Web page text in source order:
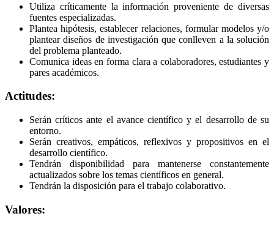
Utiliza críticamente la información proveniente de diversas
fuentes especializadas.
Plantea hipótesis, establecer relaciones, formular modelos y/o
plantear diseños de investigación que conlleven a la solución
del problema planteado.
Comunica ideas en forma clara a colaboradores, estudiantes y
pares académicos.
Actitudes:
Serán críticos ante el avance científico y el desarrollo de su
entorno.
Serán creativos, empáticos, reflexivos y propositivos en el
desarrollo científico.
Tendrán disponibilidad para mantenerse constantemente
actualizados sobre los temas científicos en general.
Tendrán la disposición para el trabajo colaborativo.
Valores: